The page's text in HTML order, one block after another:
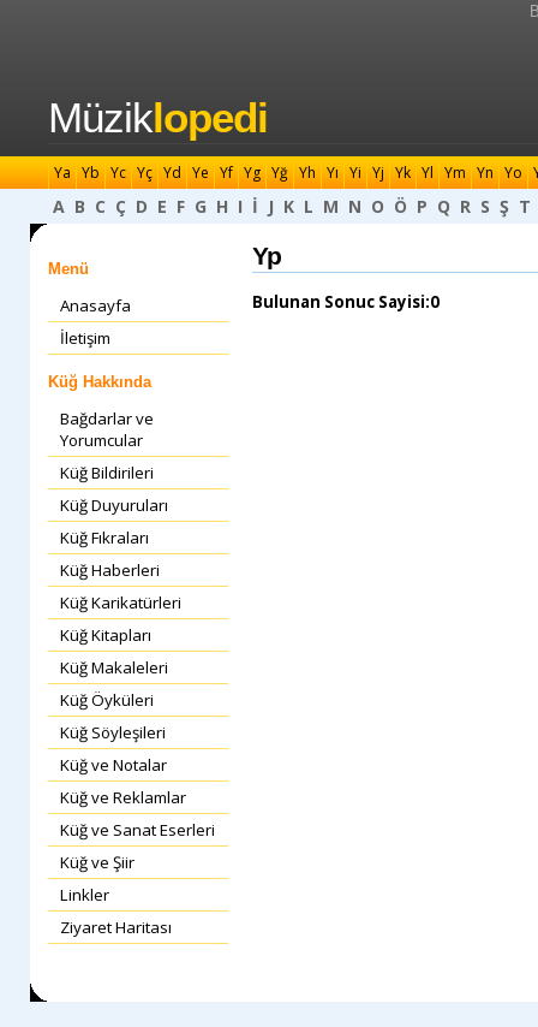
Müziklopedi
Ya Yb Yc Yç Yd Ye Yf Yg Yğ Yh Yı Yi Yj Yk Yl Ym Yn Yo
A B C Ç D E F G H I İ J K L M N O Ö P Q R S Ş T
Menü
Anasayfa
İletişim
Küğ Hakkında
Bağdarlar ve
Yorumcular
Küğ Bildirileri
Küğ Duyuruları
Küğ Fıkraları
Küğ Haberleri
Küğ Karikatürleri
Küğ Kitapları
Küğ Makaleleri
Küğ Öyküleri
Küğ Söyleşileri
Küğ ve Notalar
Küğ ve Reklamlar
Küğ ve Sanat Eserleri
Küğ ve Şiir
Linkler
Ziyaret Haritası
Yp
Bulunan Sonuc Sayisi:0